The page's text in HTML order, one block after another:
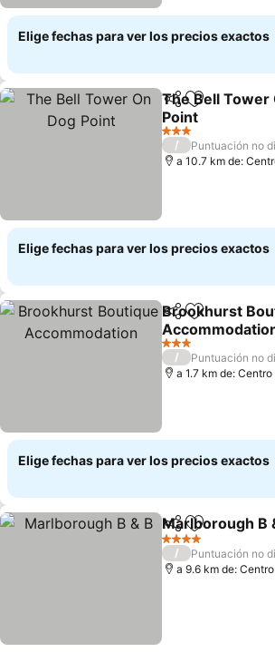
Elige fechas para ver los precios exactos
CompartirAgregar a
The Bell Tower
Point
Ver precios
3 Estrellas
/
Puntuación no
a 10.7 km de:
Elige fechas para ver los precios exactos
CompartirAgregar a
Brookhurst
Ver precios
3 Estrellas
/
Puntuación no
a 1.7 km de:
Elige fechas para ver los precios exactos
CompartirAgregar a
Marlborough B
4 Estrellas
/
Puntuación no
a 9.6 km de: